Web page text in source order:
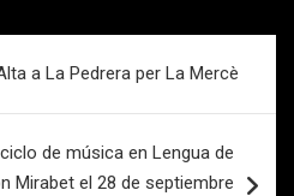
a La Pedrera per La Mercè
de música en Lengua de
Mirabet el 28 de septiembre